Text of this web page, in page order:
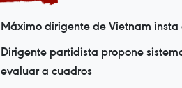
Máximo dirigente de Vietnam
Dirigente partidista propone
evaluar a cuadros